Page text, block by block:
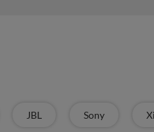
JBL Sony